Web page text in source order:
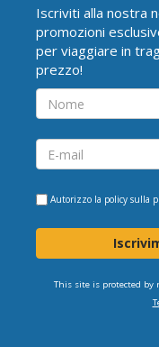
Iscriviti alla nostra
promozioni
per viaggiare in
prezzo!
Autorizzo la policy sulla
This site is protected by